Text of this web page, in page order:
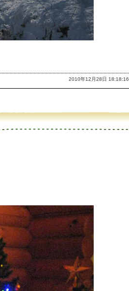
2010年12月28日 18:18:16